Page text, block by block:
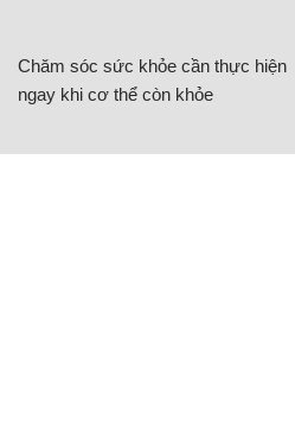
Chăm sóc sức khỏe cần thực hiện
ngay khi cơ thể còn khỏe